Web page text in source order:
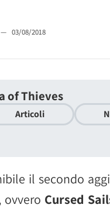
— 03/08/2018
of Thieves
Articoli
il secondo
ovvero Cursed